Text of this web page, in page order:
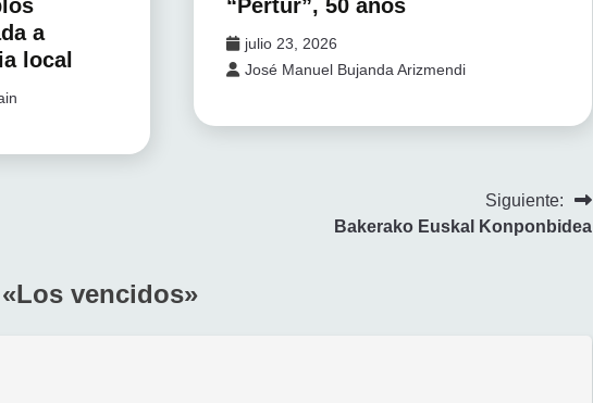
a
local
“Pertur”, 50 años
julio 23, 2026
José Manuel Bujanda Arizmendi
Siguiente:
Bakerako Euskal Konponbidea
Los vencidos»